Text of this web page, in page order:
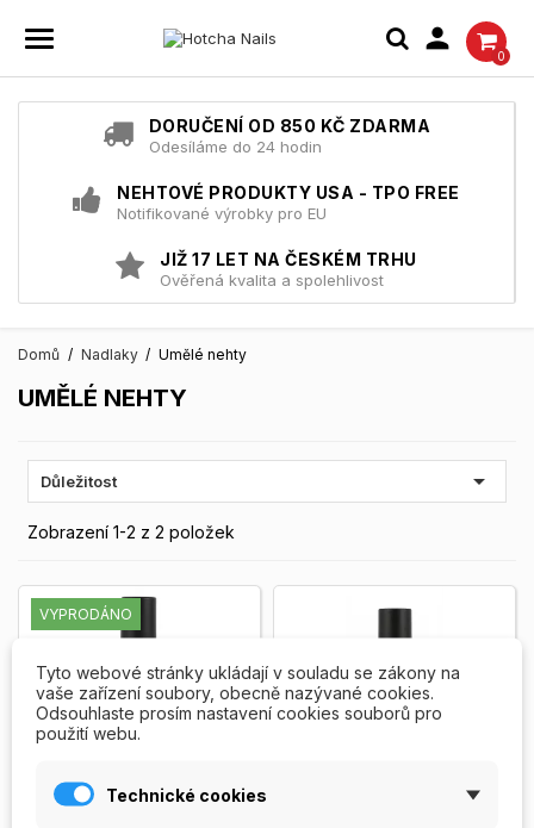

0
DORUČENÍ OD 850 KČ ZDARMA
Odesíláme do 24 hodin
NEHTOVÉ PRODUKTY USA - TPO FREE
Notifikované výrobky pro EU
JIŽ 17 LET NA ČESKÉM TRHU
Ověřená kvalita a spolehlivost
Domů Nadlaky Umělé nehty
UMĚLÉ NEHTY
Důležitost 
Zobrazení 1-2 z 2 položek
VYPRODÁNO
Tyto webové stránky ukládají v souladu se zákony na
vaše zařízení soubory, obecně nazývané cookies.
Odsouhlaste prosím nastavení cookies souborů pro
použití webu.
Technické cookies